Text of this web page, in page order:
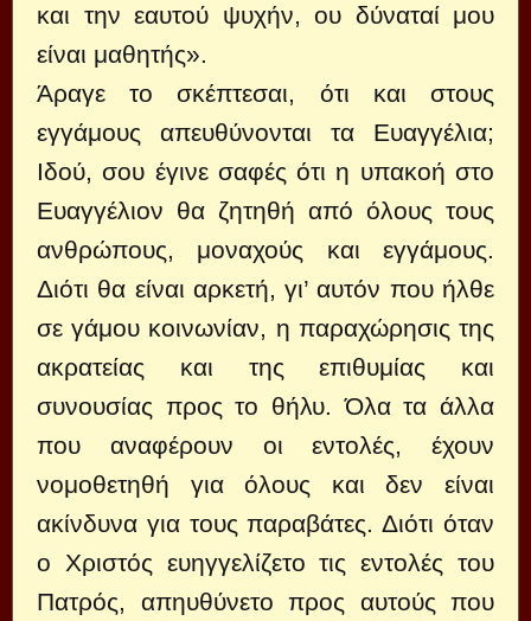
και την εαυτού ψυχήν, ου δύναταί μου
είναι μαθητής».
Άραγε το σκέπτεσαι, ότι και στους
εγγάμους απευθύνονται τα Ευαγγέλια;
Ιδού, σου έγινε σαφές ότι η υπακοή στο
Ευαγγέλιον θα ζητηθή από όλους τους
ανθρώπους, μοναχούς και εγγάμους.
Διότι θα είναι αρκετή, γι’ αυτόν που ήλθε
σε γάμου κοινωνίαν, η παραχώρησις της
ακρατείας και της επιθυμίας και
συνουσίας προς το θήλυ. Όλα τα άλλα
που αναφέρουν οι εντολές, έχουν
νομοθετηθή για όλους και δεν είναι
ακίνδυνα για τους παραβάτες. Διότι όταν
ο Χριστός ευηγγελίζετο τις εντολές του
Πατρός, απηυθύνετο προς αυτούς που